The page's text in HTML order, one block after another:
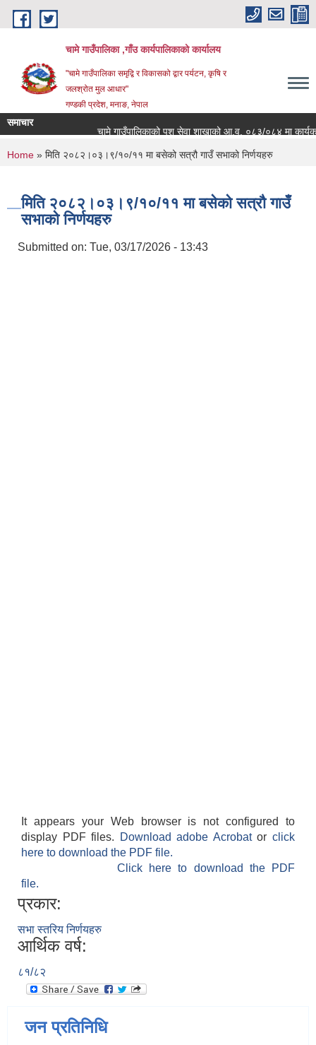
Skip to main content
चामे गाउँपालिका ,गाँउ कार्यपालिकाको कार्यालय
"चामे गाउँपालिका समृद्वि र विकासको द्वार पर्यटन, कृषि र
जलश्रोत मुल आधार"
गण्डकी प्रदेश, मनाङ, नेपाल
समाचार
चामे गाउँपालिकाको पशु सेवा शाखाको आ.व. ०८३/०८४ मा कार्यक्रम
You are here
Home » मिति २०८२।०३।९/१०/११ मा बसेको सत्रौ गाउँ सभाको निर्णयहरु
मिति २०८२।०३।९/१०/११ मा बसेको सत्रौ गाउँ
सभाको निर्णयहरु
Submitted on: Tue, 03/17/2026 - 13:43
It appears your Web browser is not configured to
display PDF files.
Download adobe Acrobatorclick
here to download the PDF file.
Click here to download the PDF
file.
प्रकार:
सभा स्तरिय निर्णयहरु
आर्थिक वर्ष:
८१/८२
जन प्रतिनिधि